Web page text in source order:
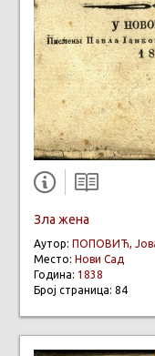
Зла жена
Аутор: ПОПОВИЋ,
Место: Нови Сад
Година: 1838
Број страница: 84